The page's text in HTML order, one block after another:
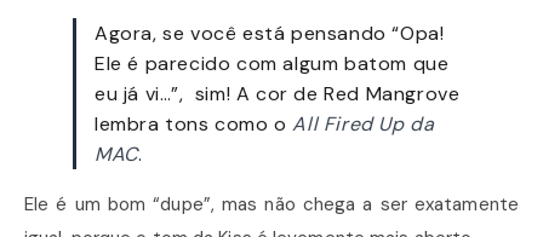
Agora, se você está pensando “Opa!
Ele é parecido com algum batom que
eu já vi…”, sim! A cor de Red Mangrove
lembra tons como oAll Fired Up da
MAC.
Ele é um bom “dupe”, mas não chega a ser exatamente